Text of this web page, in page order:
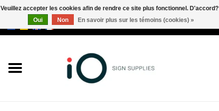
Marques
Veuillez accepter les cookies afin de rendre ce site plus fonctionnel. D'accord?
Oui
Non En savoir plus sur les témoins (cookies) »